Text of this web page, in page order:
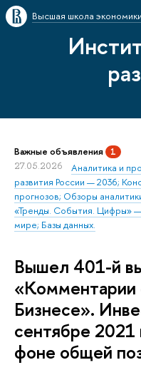
Высшая школа экономики
Важные объявления 1
27.05.2026
Аналитика и
развития России — 2036;
прогнозов; Обзоры
«Тренды. События. Цифры» —
мире; Базы данных.
Вышел 401-й
«Комментарии
Бизнесе».
сентябре 2021
фоне общей